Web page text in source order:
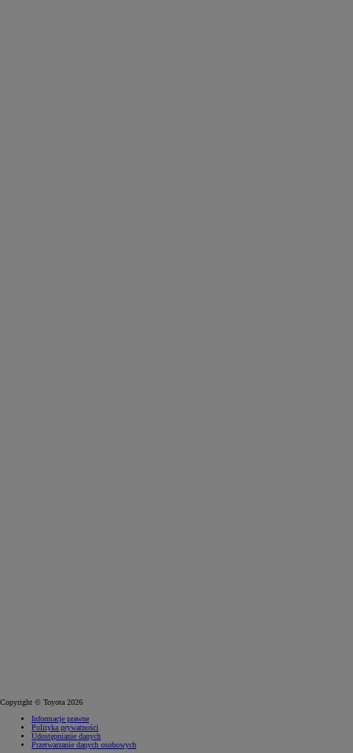
Copyright © Toyota 2026
Informacje prawne
Polityka prywatności
Udostępnianie danych
Przetwarzanie danych osobowych